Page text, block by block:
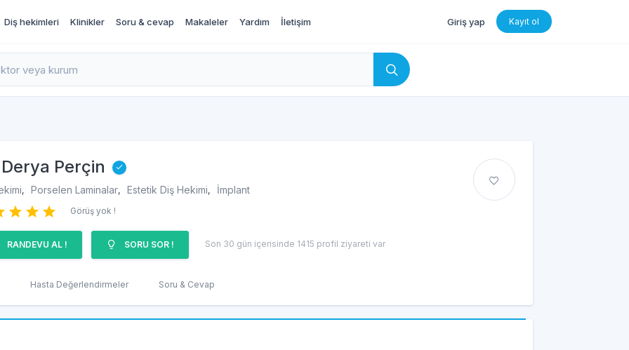
İncele ve Randevu Al Giriş yap Kayıt ol
Diş hekimleri Klinikler Soru & cevap Makaleler Yardım İletişim
Derya Perçin
, Porselen Laminalar, Estetik Diş Hekimi, İmplant
Görüş yok !
RANDEVU AL ! SORU SOR ! Son 30 gün içerisinde 1415 profil ziyareti var
Hasta Değerlendirmeler Soru & Cevap